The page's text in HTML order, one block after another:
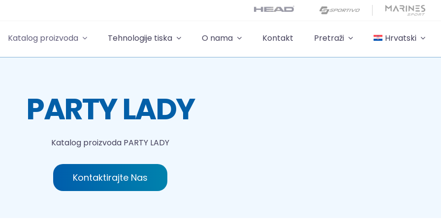
Katalog proizvoda Tehnologije tiska O nama Kontakt Pretraži Hrvatski
PARTY LADY
Katalog proizvoda PARTY LADY
Kontaktirajte Nas